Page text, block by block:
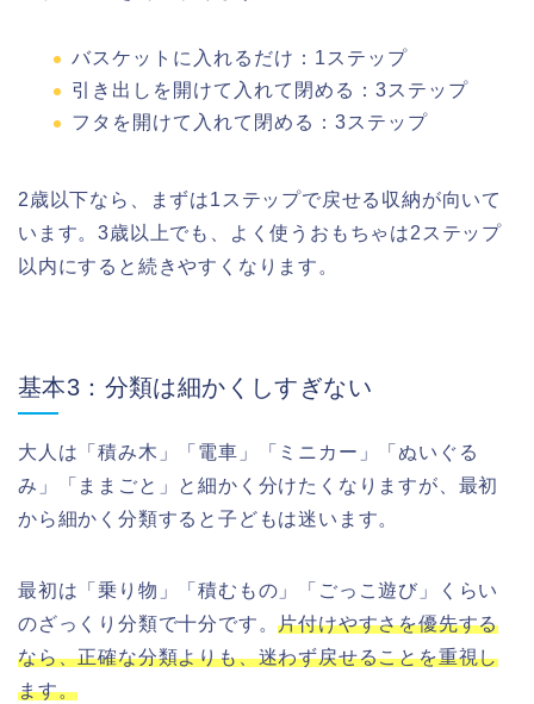
バスケットに入れるだけ：1ステップ
引き出しを開けて入れて閉める：3ステップ
フタを開けて入れて閉める：3ステップ
2歳以下なら、まずは1ステップで戻せる収納が向いて
います。3歳以上でも、よく使うおもちゃは2ステップ
以内にすると続きやすくなります。
基本3：分類は細かくしすぎない
大人は「積み木」「電車」「ミニカー」「ぬいぐる
み」「ままごと」と細かく分けたくなりますが、最初
から細かく分類すると子どもは迷います。
最初は「乗り物」「積むもの」「ごっこ遊び」くらい
のざっくり分類で十分です。片付けやすさを優先する
なら、正確な分類よりも、迷わず戻せることを重視し
ます。